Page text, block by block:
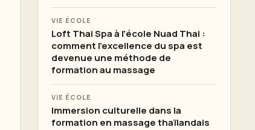
VIE ÉCOLE
Loft Thai Spa à l'école Nuad Thai :
comment l'excellence du spa est
devenue une méthode de
formation au massage
VIE ÉCOLE
Immersion culturelle dans la
formation en massage thaïlandais